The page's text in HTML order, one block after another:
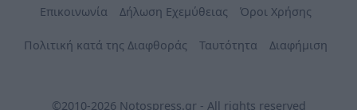
Επικοινωνία Δήλωση Εχεμύθειας Όροι Χρήσης
Πολιτική κατά της Διαφθοράς Ταυτότητα Διαφήμιση
©2010-2026 Notospress.gr - All rights reserved